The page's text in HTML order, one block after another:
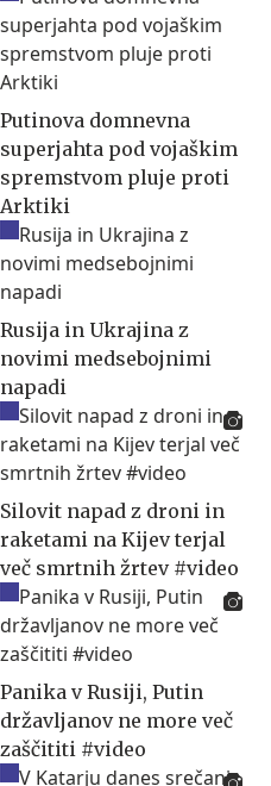
Putinova domnevna
superjahta pod vojaškim
spremstvom pluje proti
Arktiki
Rusija in Ukrajina z
novimi medsebojnimi
napadi
Silovit napad z droni in
raketami na Kijev terjal
več smrtnih žrtev #video
Panika v Rusiji, Putin
državljanov ne more več
zaščititi #video